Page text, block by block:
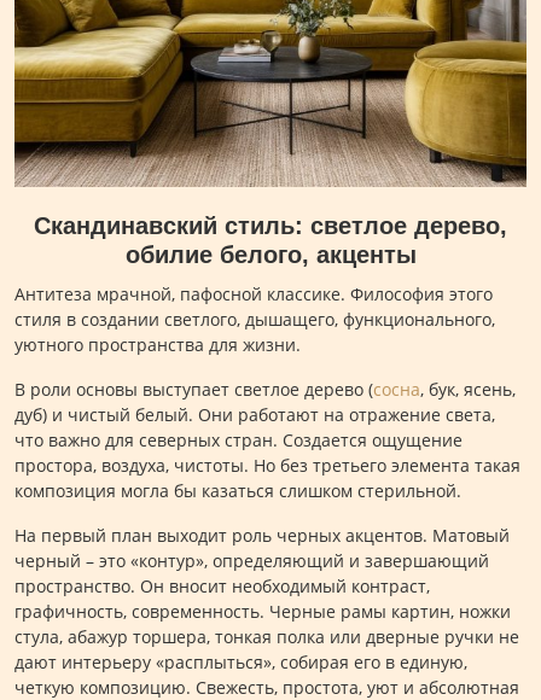
Скандинавский стиль: светлое дерево,
обилие белого, акценты
Антитеза мрачной, пафосной классике. Философия этого
стиля в создании светлого, дышащего, функционального,
уютного пространства для жизни.
В роли основы выступает светлое дерево (сосна, бук, ясень,
дуб) и чистый белый. Они работают на отражение света,
что важно для северных стран. Создается ощущение
простора, воздуха, чистоты. Но без третьего элемента такая
композиция могла бы казаться слишком стерильной.
На первый план выходит роль черных акцентов. Матовый
черный – это «контур», определяющий и завершающий
пространство. Он вносит необходимый контраст,
графичность, современность. Черные рамы картин, ножки
стула, абажур торшера, тонкая полка или дверные ручки не
дают интерьеру «расплыться», собирая его в единую,
четкую композицию. Свежесть, простота, уют и абсолютная